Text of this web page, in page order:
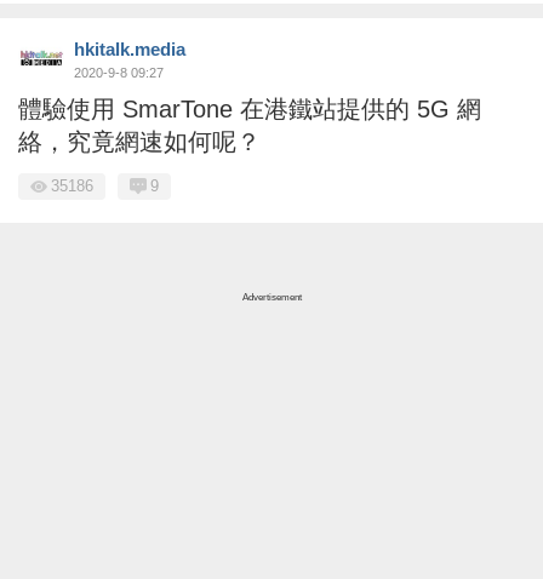
hkitalk.media
2020-9-8 09:27
體驗使用 SmarTone 在港鐵站提供的 5G 網
絡，究竟網速如何呢？
35186 9
Advertisement